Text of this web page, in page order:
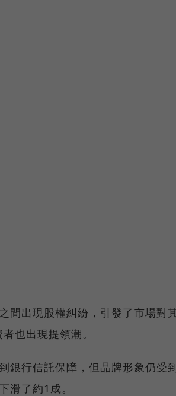
間出現股權糾紛，引發了市場對
也出現提領潮。
銀行信託保障，但品牌形象仍受
滑了約1成。